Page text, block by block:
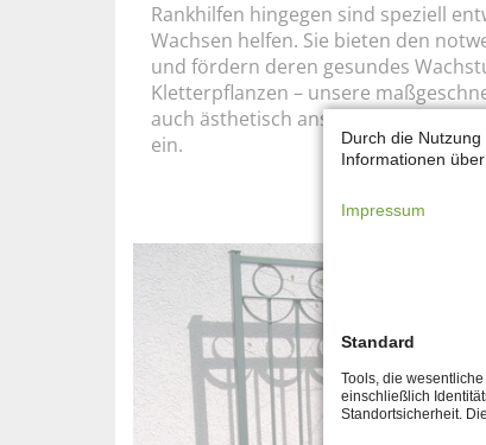
Rankhilfen hingegen sind speziell
Wachsen helfen. Sie bieten den
und fördern deren gesundes
Kletterpflanzen – unsere
auch ästhetisch ansprechend und
ein.
Durch die
Informationen
Impressum
Standard
Tools, die
einschließlich
Standortsicherheit.